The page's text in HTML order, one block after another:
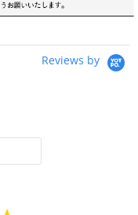
Reviews by